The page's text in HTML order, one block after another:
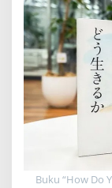
Buku “How Do